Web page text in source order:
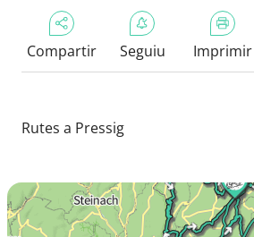
Compartir Seguiu Imprimir
Rutes a Pressig